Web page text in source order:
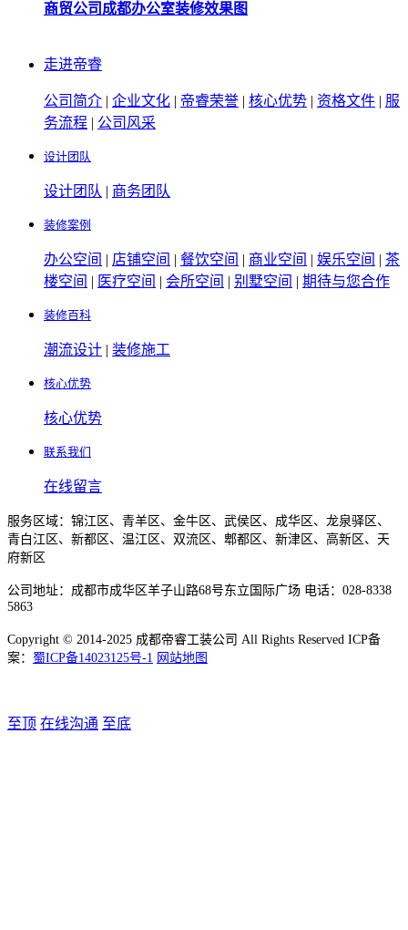
商贸公司成都办公室装修效果图​
走进帝睿
公司简介 | 企业文化 | 帝睿荣誉 | 核心优势 | 资格文件 | 服
务流程 | 公司风采
设计团队
设计团队 | 商务团队
装修案例
办公空间 | 店铺空间 | 餐饮空间 | 商业空间 | 娱乐空间 | 茶
楼空间 | 医疗空间 | 会所空间 | 别墅空间 | 期待与您合作
装修百科
潮流设计 | 装修施工
核心优势
核心优势
联系我们
在线留言
服务区域：锦江区、青羊区、金牛区、武侯区、成华区、龙泉驿区、
青白江区、新都区、温江区、双流区、郫都区、新津区、高新区、天
府新区
公司地址：成都市成华区羊子山路68号东立国际广场 电话：028-8338
5863
Copyright © 2014-2025 成都帝睿工装公司 All Rights Reserved ICP备
案： 蜀ICP备14023125号-1 网站地图
至顶 在线沟通 至底